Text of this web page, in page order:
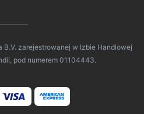
B.V. zarejestrowanej w Izbie Handlowej
pod numerem 01104443.